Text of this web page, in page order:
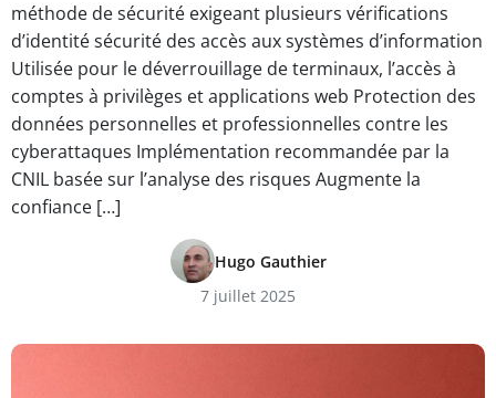
méthode de sécurité exigeant plusieurs vérifications
d’identité sécurité des accès aux systèmes d’information
Utilisée pour le déverrouillage de terminaux, l’accès à
comptes à privilèges et applications web Protection des
données personnelles et professionnelles contre les
cyberattaques Implémentation recommandée par la
CNIL basée sur l’analyse des risques Augmente la
confiance […]
Hugo Gauthier
7 juillet 2025